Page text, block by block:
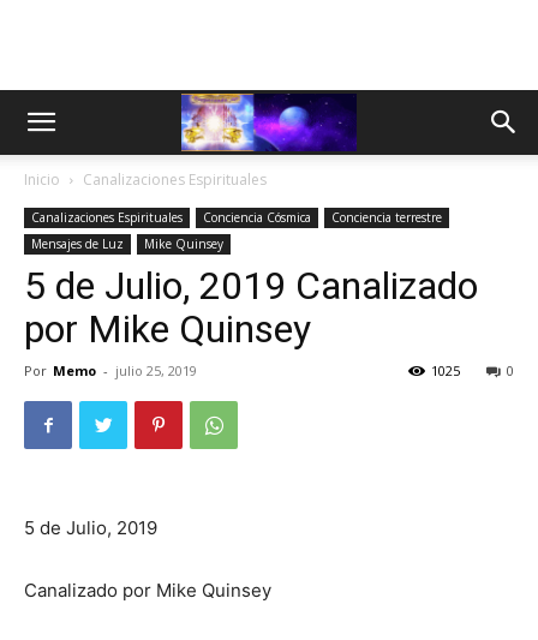
Inicio Canalizaciones Espirituales
Canalizaciones Espirituales Conciencia Cósmica
Conciencia terrestre
Mensajes de Luz
Mike Quinsey
5 de Julio, 2019 Canalizado
por Mike Quinsey
Por Memo - julio 25, 2019 0
1025
5 de Julio, 2019
Canalizado por Mike Quinsey